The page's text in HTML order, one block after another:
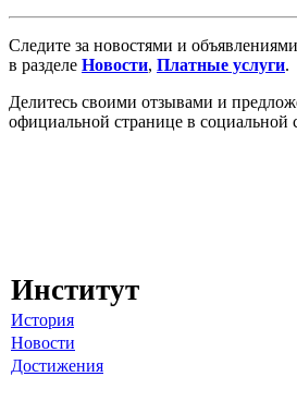
Следите за новостями и
в разделе Новости, Платные услуги.
Делитесь своими отзывами и
официальной странице в социальной
Институт
История
Новости
Достижения